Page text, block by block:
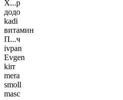
Х...р
додо
kadi
витамин
П...ч
ivpan
Evgen
kirr
mera
smoll
masc